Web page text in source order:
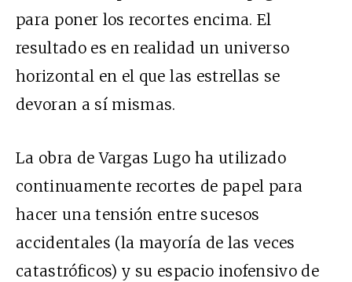
para poner los recortes encima. El
resultado es en realidad un universo
horizontal en el que las estrellas se
devoran a sí mismas.
La obra de Vargas Lugo ha utilizado
continuamente recortes de papel para
hacer una tensión entre sucesos
accidentales (la mayoría de las veces
catastróficos) y su espacio inofensivo de